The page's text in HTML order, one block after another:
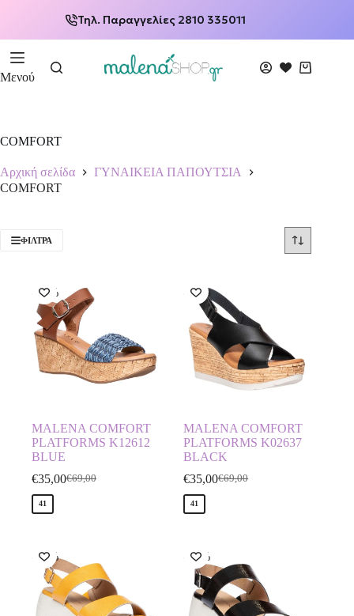
Τηλ. Παραγγελίες 2810 335011
Μενού
COMFORT
Αρχική σελίδα
ΓΥΝΑΙΚΕΙΑ ΠΑΠΟΥΤΣΙΑ
COMFORT
ΦΊΛΤΡΑ
-49%
MALENA COMFORT
PLATFORMS K12612
BLUE
€69,00
€35,00
41
-49%
MALENA COMFORT
PLATFORMS K02637
BLACK
€69,00
€35,00
41
-50% -50%